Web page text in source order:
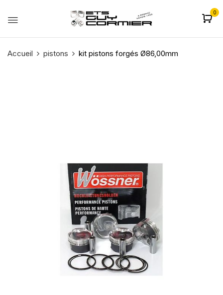
0
Accueil pistons kit pistons forgés Ø86,00mm